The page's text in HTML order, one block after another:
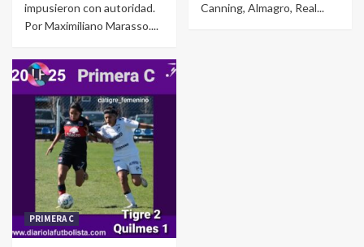
impusieron con autoridad.
Por Maximiliano Marasso....
Canning, Almagro, Real...
PRIMERA C